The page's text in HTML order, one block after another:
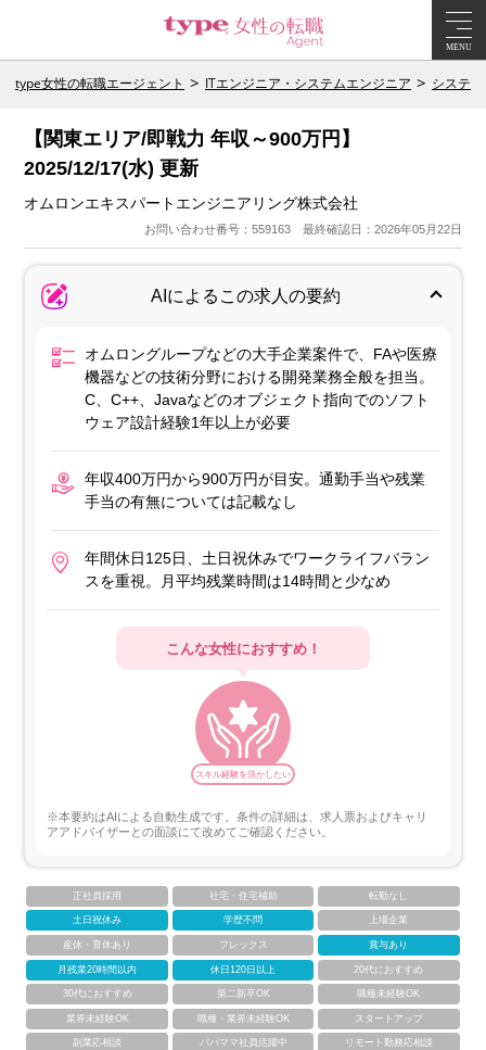
MENU
type女性の転職エージェント ITエンジニア・システムエンジニア システ
【関東エリア/即戦力 年収～900万円】
2025/12/17(水) 更新
オムロンエキスパートエンジニアリング株式会社
お問い合わせ番号：559163 最終確認日：2026年05月22日
AIによるこの求人の要約
オムロングループなどの大手企業案件で、FAや医療
機器などの技術分野における開発業務全般を担当。
C、C++、Javaなどのオブジェクト指向でのソフト
ウェア設計経験1年以上が必要
年収400万円から900万円が目安。通勤手当や残業
手当の有無については記載なし
年間休日125日、土日祝休みでワークライフバラン
スを重視。月平均残業時間は14時間と少なめ
こんな女性におすすめ！
スキル経験を活かしたい
※本要約はAIによる自動生成です。条件の詳細は、求人票およびキャリ
アアドバイザーとの面談にて改めてご確認ください。
正社員採用 社宅・住宅補助 転勤なし
土日祝休み 学歴不問 上場企業
産休・育休あり フレックス 賞与あり
月残業20時間以内 休日120日以上 20代におすすめ
30代におすすめ 第二新卒OK 職種未経験OK
業界未経験OK 職種・業界未経験OK スタートアップ
副業応相談 パパママ社員活躍中 リモート勤務応相談